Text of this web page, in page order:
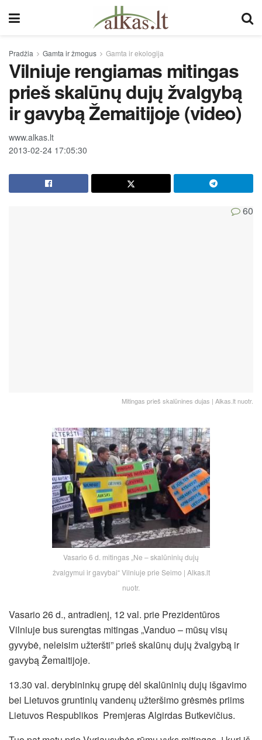
Pradžia Gamta ir žmogus Gamta ir ekologija
Vilniuje rengiamas mitingas
prieš skalūnų dujų žvalgybą
ir gavybą Žemaitijoje (video)
www.alkas.lt
2013-02-24 17:05:30
60
Mitingas prieš skalūnines dujas | Alkas.lt nuotr.
Vasario 6 d. mitingas „Ne – skalūninių dujų
žvalgymui ir gavybai“ Vilniuje prie Seimo | Alkas.lt
nuotr.
Vasario 26 d., antradienį, 12 val. prie Prezidentūros
Vilniuje bus surengtas mitingas „Vanduo – mūsų visų
gyvybė, neleisim užteršti” prieš skalūnų dujų žvalgybą ir
gavybą Žemaitijoje.
13.30 val. derybininkų grupę dėl skalūninių dujų išgavimo
bei Lietuvos gruntinių vandenų užteršimo grėsmės priims
Lietuvos Respublikos Premjeras Algirdas Butkevičius.